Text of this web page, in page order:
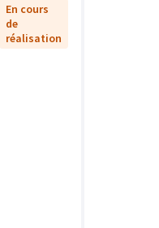
En cours
de
réalisation